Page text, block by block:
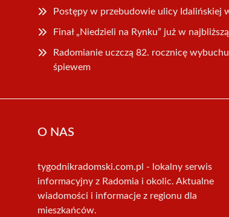
Postępy w przebudowie ulicy Idalińskiej
Finał „Niedzieli na Rynku” już w
Radomianie uczczą 82. rocznicę
śpiewem
O NAS
tygodnikradomski.com.pl - lokalny serwis
informacyjny z Radomia i okolic. Aktualne
wiadomości i informacje z regionu dla
mieszkańców.